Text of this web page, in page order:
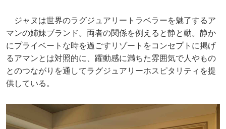
ジャヌは世界のラグジュアリートラベラーを魅了するア
マンの姉妹ブランド。両者の関係を例えると静と動。静か
にプライベートな時を過ごすリゾートをコンセプトに掲げ
るアマンとは対照的に、躍動感に満ちた雰囲気で人やもの
とのつながりを通してラグジュアリーホスピタリティを提
供している。